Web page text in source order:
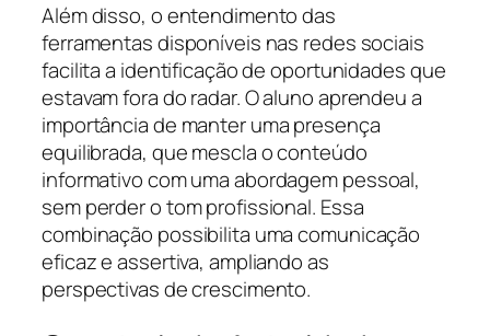
Além disso, o entendimento das
ferramentas disponíveis nas redes sociais
facilita a identificação de oportunidades que
estavam fora do radar. O aluno aprendeu a
importância de manter uma presença
equilibrada, que mescla o conteúdo
informativo com uma abordagem pessoal,
sem perder o tom profissional. Essa
combinação possibilita uma comunicação
eficaz e assertiva, ampliando as
perspectivas de crescimento.